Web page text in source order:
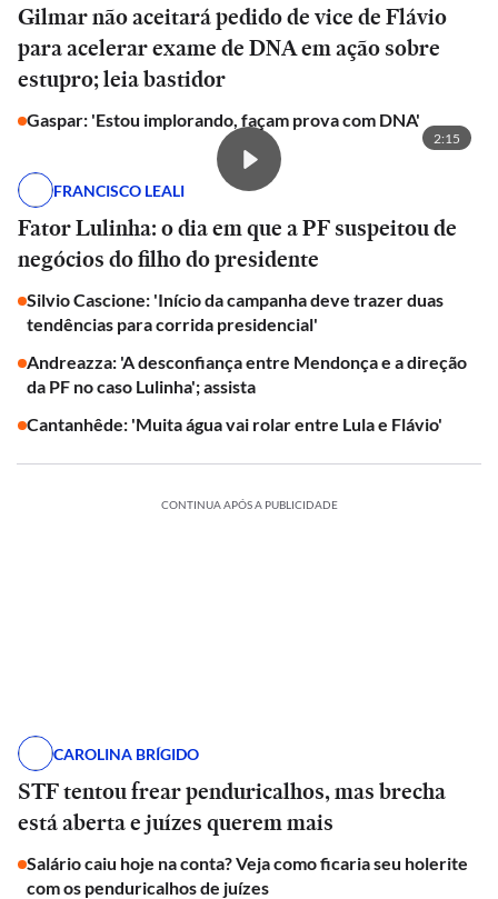
Gilmar não aceitará pedido de vice de Flávio
para acelerar exame de DNA em ação sobre
estupro; leia bastidor
Gaspar: 'Estou implorando, façam prova com DNA'
2:15
FRANCISCO LEALI
Fator Lulinha: o dia em que a PF suspeitou de
negócios do filho do presidente
Silvio Cascione: 'Início da campanha deve trazer duas
tendências para corrida presidencial'
Andreazza: 'A desconfiança entre Mendonça e a direção
da PF no caso Lulinha'; assista
Cantanhêde: 'Muita água vai rolar entre Lula e Flávio'
CONTINUA APÓS A PUBLICIDADE
CAROLINA BRÍGIDO
STF tentou frear penduricalhos, mas brecha
está aberta e juízes querem mais
Salário caiu hoje na conta? Veja como ficaria seu holerite
com os penduricalhos de juízes